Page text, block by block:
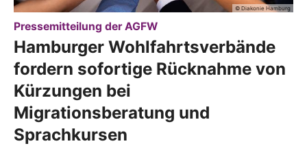
© Diakonie Hamburg
Pressemitteilung der AGFW:
Hamburger Wohlfahrtsverbände
fordern sofortige Rücknahme von
Kürzungen bei
Migrationsberatung und
Sprachkursen